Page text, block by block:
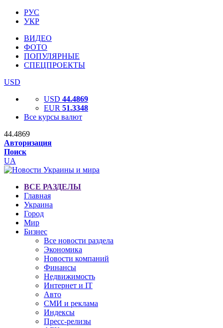
РУС
УКР
ВИДЕО
ФОТО
ПОПУЛЯРНЫЕ
СПЕЦПРОЕКТЫ
USD
USD 44.4869
EUR 51.3348
Все курсы валют
44.4869
Авторизация
Поиск
UA
ВСЕ РАЗДЕЛЫ
Главная
Украина
Город
Мир
Бизнес
Все новости раздела
Экономика
Новости компаний
Финансы
Недвижимость
Интернет и IT
Авто
СМИ и реклама
Индексы
Пресс-релизы